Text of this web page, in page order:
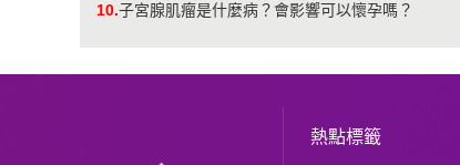
10.子宮腺肌瘤是什麼病？會影響可以懷孕嗎？
熱點標籤